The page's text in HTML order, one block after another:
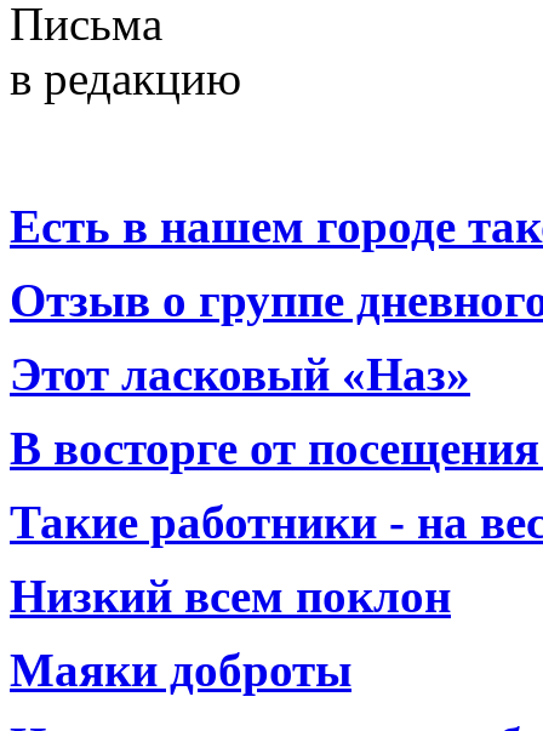
Письма
в редакцию
Есть в нашем городе
Отзыв о группе
Этот ласковый «Наз»
В восторге от
Такие работники - на
Низкий всем поклон
Маяки доброты